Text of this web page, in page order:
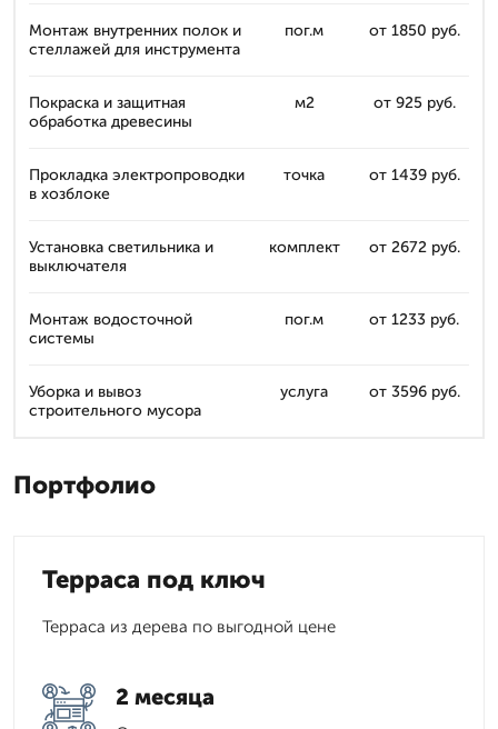
Монтаж внутренних полок и
стеллажей для инструмента
пог.м от 1850 руб.
Покраска и защитная
обработка древесины
м2 от 925 руб.
Прокладка электропроводки
в хозблоке
точка от 1439 руб.
Установка светильника и
выключателя
комплект от 2672 руб.
Монтаж водосточной
системы
пог.м от 1233 руб.
Уборка и вывоз
строительного мусора
услуга от 3596 руб.
Портфолио
Терраса под ключ
Терраса из дерева по выгодной цене
2 месяца